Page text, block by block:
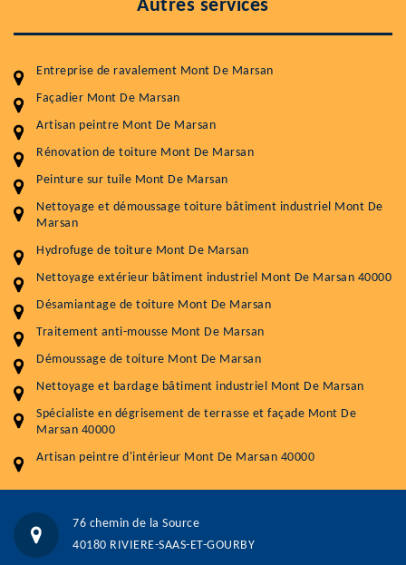
Autres services
Entreprise de ravalement Mont De Marsan
Façadier Mont De Marsan
Artisan peintre Mont De Marsan
Rénovation de toiture Mont De Marsan
Peinture sur tuile Mont De Marsan
Nettoyage et démoussage toiture bâtiment industriel Mont De
Marsan
Hydrofuge de toiture Mont De Marsan
Nettoyage extérieur bâtiment industriel Mont De Marsan 40000
Désamiantage de toiture Mont De Marsan
Traitement anti-mousse Mont De Marsan
Démoussage de toiture Mont De Marsan
Nettoyage et bardage bâtiment industriel Mont De Marsan
Spécialiste en dégrisement de terrasse et façade Mont De
Marsan 40000
Artisan peintre d'intérieur Mont De Marsan 40000
76 chemin de la Source
40180 RIVIERE-SAAS-ET-GOURBY
Entretenir votre toiture, c'est préserver sa
durabilité
Service
Nettoyageb toiture
Démoussage toiture
Traitement hydrofuge toiture
Artisant local recommander
76 chemin de la Source 40180 RIVIERE-SAAS-ET-GOURBY